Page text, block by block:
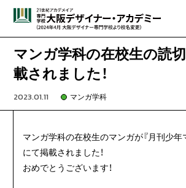
マンガ学科の在校生の読
載されました！
2023.01.11 マンガ学科
マンガ学科の在校生のマンガが『月刊少年
にて掲載されました！
おめでとうございます！